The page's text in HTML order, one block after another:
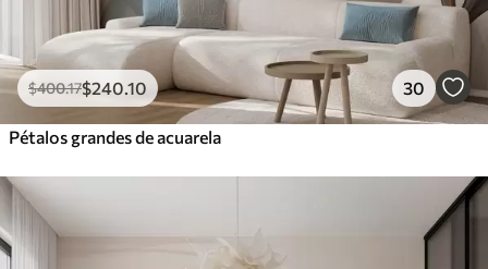
$400.17$240 .10 30
Pétalos grandes de acuarela